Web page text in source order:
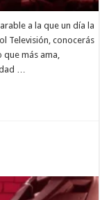
a la que un día la
Televisión, conocerás
que más ama,
…